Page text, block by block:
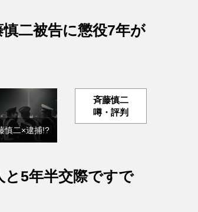
二被告に懲役7年が
慎二×逮捕!?
斉藤慎二
噂・評判
5年半交際ですで